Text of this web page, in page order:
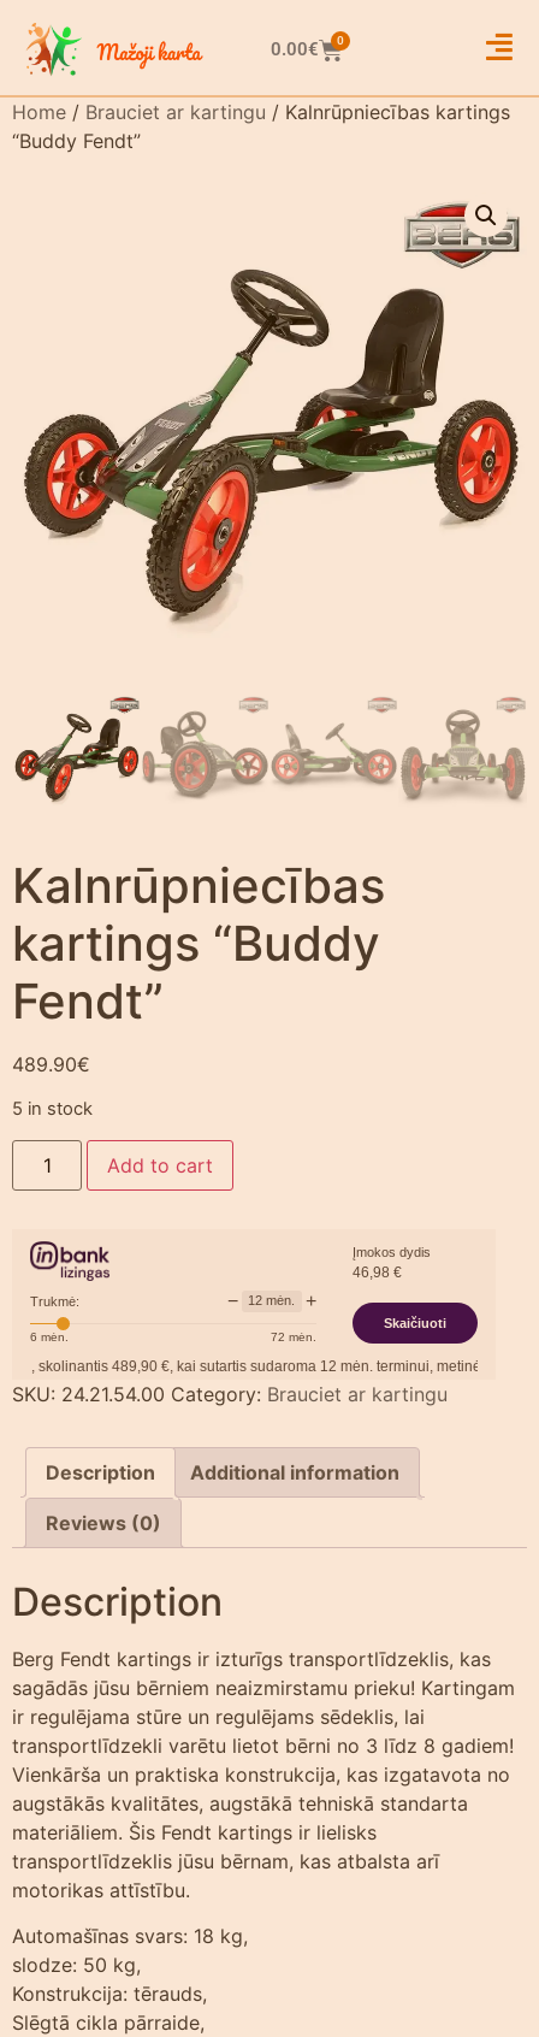
0.00€ 0
Home / Brauciet ar kartingu / Kalnrūpniecības kartings
“Buddy Fendt”
Kalnrūpniecības
kartings “Buddy
Fendt”
489.90€
5 in stock
Add to cart
Trukmė: − 12 mėn. +
6 mėn. 72 mėn.
Įmokos dydis
46,98 €
Skaičiuoti
skolinantis489,90€, kai sutartis sudaroma12mėn. terminui, metinė palūkanų
SKU: 24.21.54.00 Category: Brauciet ar kartingu
Description Additional information
Reviews (0)
Description
Berg Fendt kartings ir izturīgs transportlīdzeklis, kas
sagādās jūsu bērniem neaizmirstamu prieku! Kartingam
ir regulējama stūre un regulējams sēdeklis, lai
transportlīdzekli varētu lietot bērni no 3 līdz 8 gadiem!
Vienkārša un praktiska konstrukcija, kas izgatavota no
augstākās kvalitātes, augstākā tehniskā standarta
materiāliem. Šis Fendt kartings ir lielisks
transportlīdzeklis jūsu bērnam, kas atbalsta arī
motorikas attīstību.
Automašīnas svars: 18 kg,
slodze: 50 kg,
Konstrukcija: tērauds,
Slēgtā cikla pārraide,